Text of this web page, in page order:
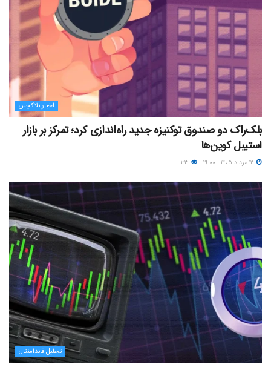
اخبار بلاکچین
بلک‌راک دو صندوق توکنیزه جدید راه‌اندازی کرد؛ تمرکز بر بازار
استیبل کوین‌ها
تحلیل فاندامنتال